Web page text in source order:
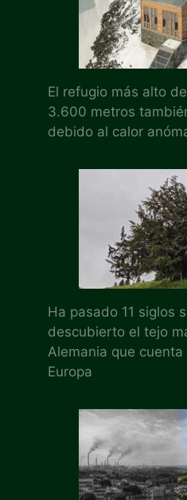
El refugio más alto
3.600 metros
debido al calor
Ha pasado 11 siglos
descubierto el tejo
Alemania que
Europa